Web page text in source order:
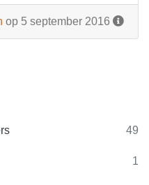
49
1
op 5 september 2016